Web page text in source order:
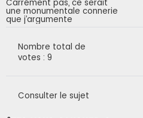
Carrément pas, ce serait
une monumentale connerie
que j’argumente
Nombre total de
votes : 9
Consulter le sujet